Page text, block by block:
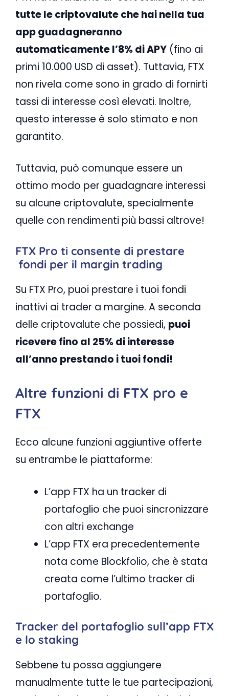
tutte le criptovalute che hai nella tua
app guadagneranno
automaticamente l’8% di APY (fino ai
primi 10.000 USD di asset). Tuttavia, FTX
non rivela come sono in grado di fornirti
tassi di interesse così elevati. Inoltre,
questo interesse è solo stimato e non
garantito.
Tuttavia, può comunque essere un
ottimo modo per guadagnare interessi
su alcune criptovalute, specialmente
quelle con rendimenti più bassi altrove!
FTX Pro ti consente di prestare
fondi per il margin trading
Su FTX Pro, puoi prestare i tuoi fondi
inattivi ai trader a margine. A seconda
delle criptovalute che possiedi, puoi
ricevere fino al 25% di interesse
all’anno prestando i tuoi fondi!
Altre funzioni di FTX pro e
FTX
Ecco alcune funzioni aggiuntive offerte
su entrambe le piattaforme:
L’app FTX ha un tracker di
portafoglio che puoi sincronizzare
con altri exchange
L’app FTX era precedentemente
nota come Blockfolio, che è stata
creata come l’ultimo tracker di
portafoglio.
Tracker del portafoglio sull’app FTX
e lo staking
Sebbene tu possa aggiungere
manualmente tutte le tue partecipazioni,